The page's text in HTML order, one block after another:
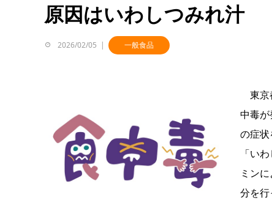
原因はいわしつみれ汁
2026/02/05 一般食品
東京
中毒
の症
「い
ミン
分を行